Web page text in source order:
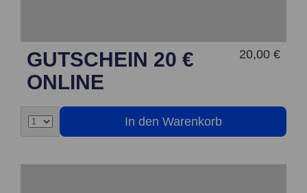
20,00 €
GUTSCHEIN 20 €
ONLINE